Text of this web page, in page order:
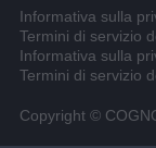
Informativa sulla
Termini di servizio
Informativa sulla
Termini di servizio
Copyright ©